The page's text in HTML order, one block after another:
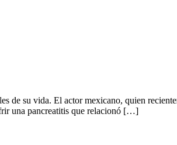
su vida. El actor mexicano, quien
una pancreatitis que relacionó […]